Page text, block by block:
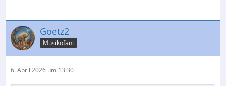
Goetz2
Musikofant
6. April 2026 um 13:30